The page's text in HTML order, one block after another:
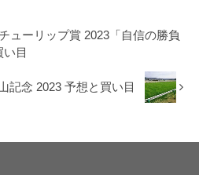
ューリップ賞 2023「自信の勝負
目
記念 2023 予想と買い目